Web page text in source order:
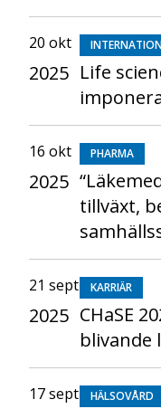
20 okt
2025 Life
16 okt
2025
PHARMA
tillväxt,
21 sept
2025
KARRIÄR
CHaSE
blivande
17 sept HÄLSOVÅRD